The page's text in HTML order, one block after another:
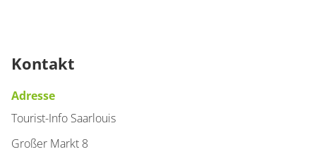
Kontakt
Adresse
Tourist-Info Saarlouis
Großer Markt 8